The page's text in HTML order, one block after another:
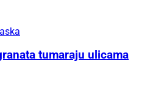
tumaraju ulicama